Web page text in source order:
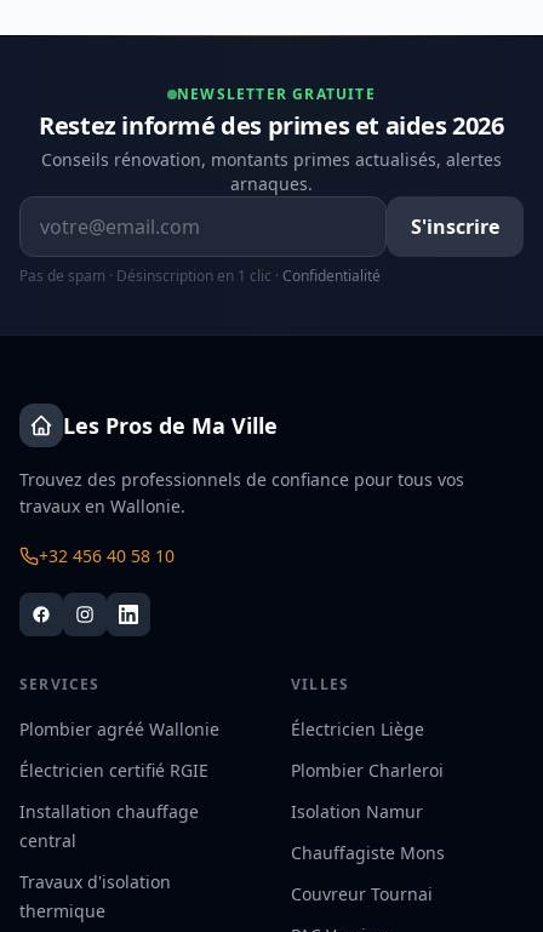
NEWSLETTER GRATUITE
Restez informé des primes et aides 2026
Conseils rénovation, montants primes actualisés, alertes
arnaques.
Adresse email
S'inscrire
Pas de spam · Désinscription en 1 clic · Confidentialité
Les Pros de Ma Ville
Trouvez des professionnels de confiance pour tous vos
travaux en Wallonie.
+32 456 40 58 10
SERVICES
Plombier agréé Wallonie
Électricien certifié RGIE
Installation chauffage
central
Travaux d'isolation
thermique
VILLES
Électricien Liège
Plombier Charleroi
Isolation Namur
Chauffagiste Mons
Couvreur Tournai